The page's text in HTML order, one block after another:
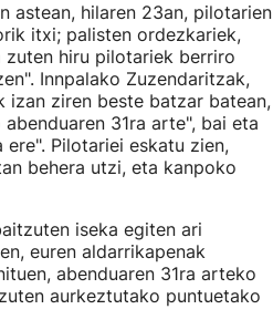
astean, hilaren 23an, pilotarien
itxi; palisten ordezkariek,
hiru pilotariek berriro
Innpalako Zuzendaritzak,
izan ziren beste batzar batean,
31ra arte", bai eta
Pilotariei eskatu zien,
behera utzi, eta kanpoko
iseka egiten ari
euren aldarrikapenak
abenduaren 31ra arteko
aurkeztutako puntuetako